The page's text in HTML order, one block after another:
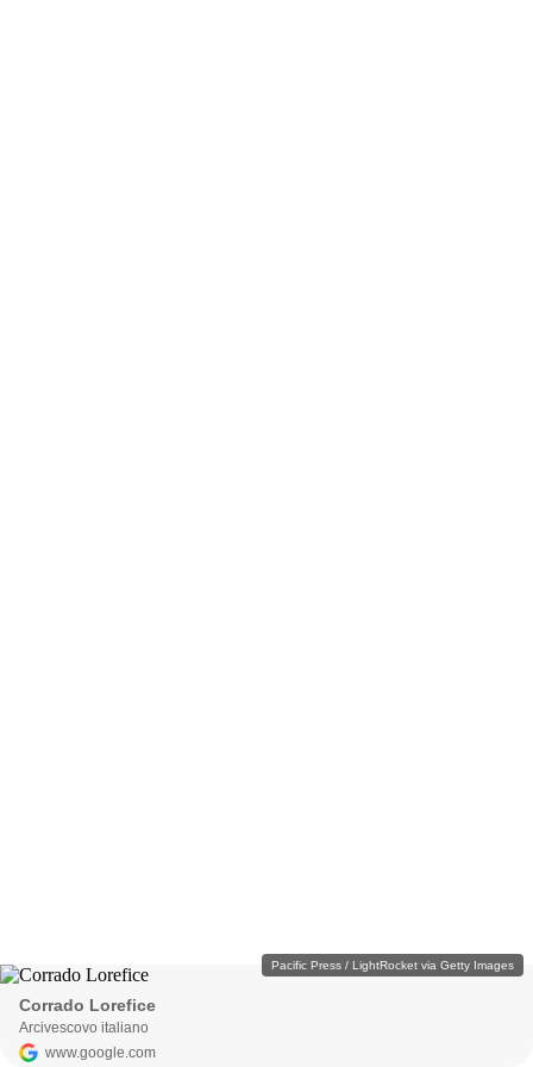
Pacific Press / LightRocket via Getty Images
Corrado Lorefice
Arcivescovo italiano
www.google.com